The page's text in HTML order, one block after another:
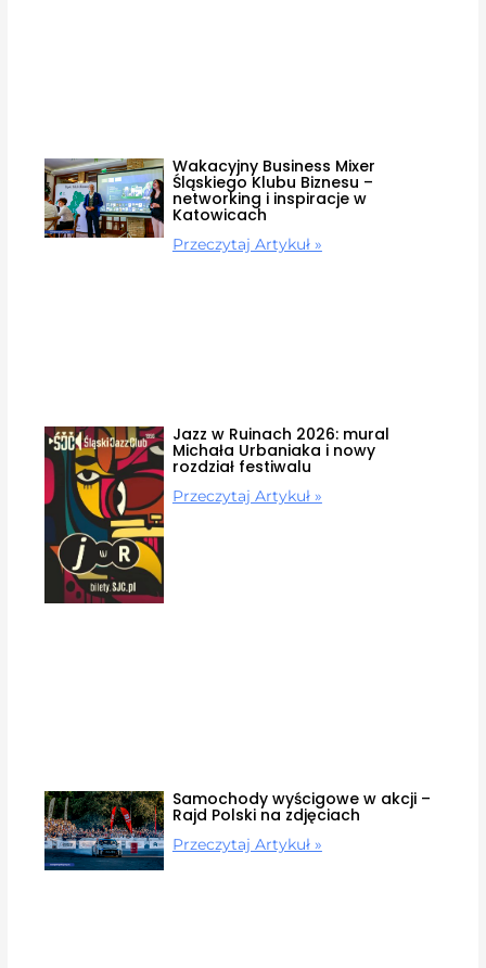
Wakacyjny Business Mixer
Śląskiego Klubu Biznesu –
networking i inspiracje w
Katowicach
Przeczytaj Artykuł »
Jazz w Ruinach 2026: mural
Michała Urbaniaka i nowy
rozdział festiwalu
Przeczytaj Artykuł »
Samochody wyścigowe w akcji –
Rajd Polski na zdjęciach
Przeczytaj Artykuł »